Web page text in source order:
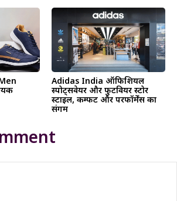
Adidas India ऑफिशियल
स्पोर्ट्सवेयर और फुटवियर स्टोर
स्टाइल, कम्फर्ट और परफॉर्मेंस का
संगम